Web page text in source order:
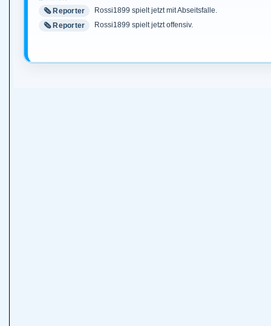
🗞️ Reporter
Rossi1899 spielt jetzt mit Abseitsfalle.
🗞️ Reporter
Rossi1899 spielt jetzt offensiv.